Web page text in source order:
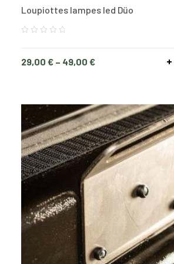
Loupiottes lampes led Düo
29,00 € – 49,00 €